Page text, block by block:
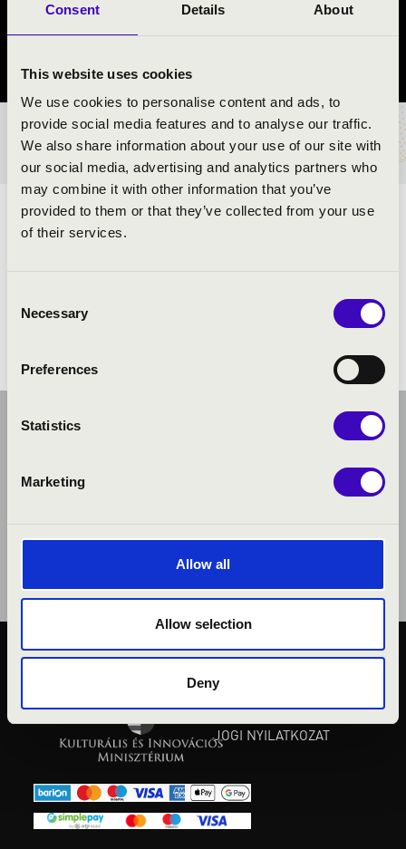
Consent Details About
This website uses cookies
We use cookies to personalise content and ads, to
provide social media features and to analyse our traffic.
We also share information about your use of our site with
our social media, advertising and analytics partners who
may combine it with other information that you’ve
provided to them or that they’ve collected from your use
of their services.
Selection
Necessary
Preferences
Statistics
Marketing
Allow all
Allow selection
Deny
Dunaföldvár
BÉRLET- ÉS JEGYÁRAK
ELŐADÓK:
ADATVÉDELMI
TÁJÉKOZTATÓ
JOGI NYILATKOZAT